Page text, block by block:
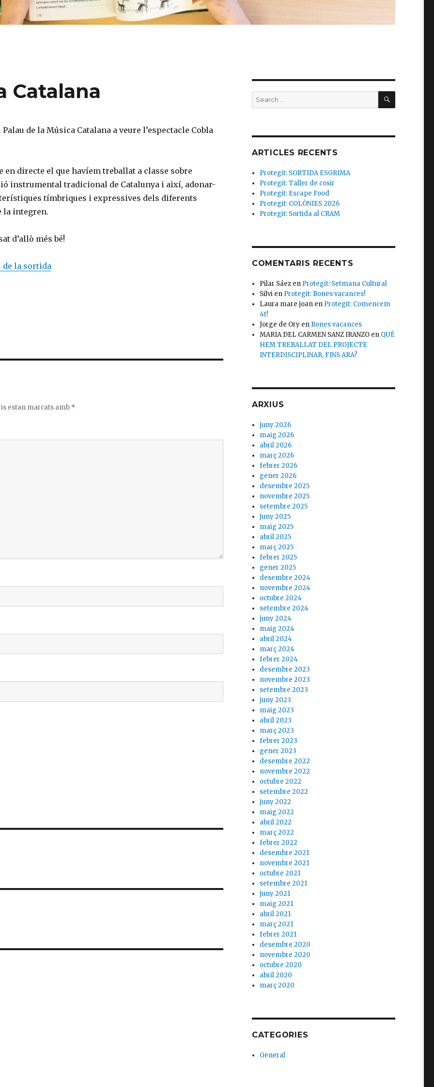
Catalana
de la Música Catalana a veure l’espectacle Cobla
en directe el que havíem treballat a classe sobre
instrumental tradicional de Catalunya i així, adonar-
tímbriques i expressives dels diferents
la integren.
d’allò més bé!
de la sortida
estan marcats amb *
Search
for:
SEARCH
ARTICLES RECENTS
Protegit: SORTIDA ESGRIMA
Protegit: Taller de cosir
Protegit: Escape Food
Protegit: COLÒNIES 2026
Protegit: Sortida al CRAM
COMENTARIS RECENTS
Pilar Sáez en Protegit: Setmana Cultural
Silvi en Protegit: Bones vacances!
Laura mare joan en Protegit: Comencem
4t!
Jorge de Ory en Bones vacances
MARIA DEL CARMEN SANZ IRANZO en QUÈ
HEM TREBALLAT DEL PROJECTE
INTERDISCIPLINAR, FINS ARA?
ARXIUS
juny 2026
maig 2026
abril 2026
març 2026
febrer 2026
gener 2026
desembre 2025
novembre 2025
setembre 2025
juny 2025
maig 2025
abril 2025
març 2025
febrer 2025
gener 2025
desembre 2024
novembre 2024
octubre 2024
setembre 2024
juny 2024
maig 2024
abril 2024
març 2024
febrer 2024
desembre 2023
novembre 2023
setembre 2023
juny 2023
maig 2023
abril 2023
març 2023
febrer 2023
gener 2023
desembre 2022
novembre 2022
octubre 2022
setembre 2022
juny 2022
maig 2022
abril 2022
març 2022
febrer 2022
desembre 2021
novembre 2021
octubre 2021
setembre 2021
juny 2021
maig 2021
abril 2021
març 2021
febrer 2021
desembre 2020
novembre 2020
octubre 2020
abril 2020
març 2020
CATEGORIES
General